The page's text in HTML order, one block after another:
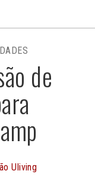
de
Uliving